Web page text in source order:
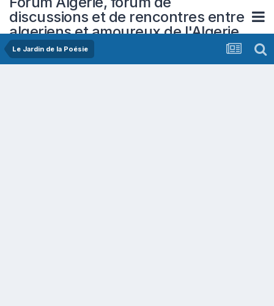
discussions et de rencontres entre
algeriens et amoureux de l'Algerie
Le Jardin de la Poésie